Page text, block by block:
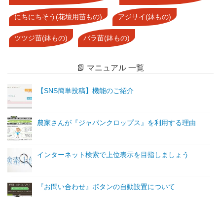
にちにちそう(花壇用苗もの) アジサイ(鉢もの)
ツツジ苗(鉢もの) バラ苗(鉢もの)
📗 マニュアル 一覧
【SNS簡単投稿】機能のご紹介
農家さんが『ジャパンクロップス』を利用する理由
インターネット検索で上位表示を目指しましょう
『お問い合わせ』ボタンの自動設置について